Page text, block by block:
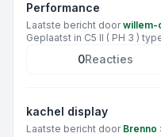
Performance
Laatste bericht doorwillem-
Geplaatst in C5 II ( PH 3 )
0Reacties
kachel display
Laatste bericht door Brenno